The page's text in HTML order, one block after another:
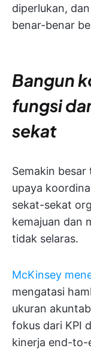
diperlukan,
benar-benar
Bangun
fungsi
sekat
Semakin besar
upaya
sekat-sekat
kemajuan dan
tidak selaras.
McKinsey
mengatasi
ukuran
fokus dari KPI
kinerja end-to-